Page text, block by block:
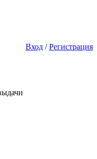
Вход /Регистрация